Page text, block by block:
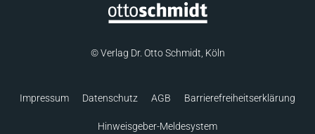
© Verlag Dr. Otto Schmidt, Köln
Impressum Datenschutz AGB Barrierefreiheitserklärung
Hinweisgeber-Meldesystem